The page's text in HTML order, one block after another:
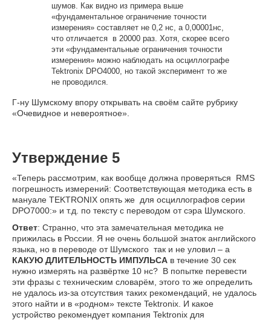
шумов. Как видно из примера выше
«фундаментальное ограничение точности
измерения» составляет не 0,2 нс, а 0,00001нс,
что отличается в 20000 раз. Хотя, скорее всего
эти «фундаментальные ограничения точности
измерения» можно наблюдать на осциллографе
Tektronix DPO4000, но такой эксперимент то же
не проводился.
Г-ну Шумскому впору открывать на своём сайте рубрику
«Очевидное и невероятное».
Утверждение 5
«Теперь рассмотрим, как вообще должна проверяться RMS
погрешность измерений: Соответствующая методика есть в
мануале TEKTRONIX опять же для осциллографов серии
DPO7000:» и т.д. по тексту с переводом от сэра Шумского.
Ответ: Странно, что эта замечательная методика не
прижилась в России. Я не очень большой знаток английского
языка, но в переводе от Шумского так и не уловил – а
КАКУЮ ДЛИТЕЛЬНОСТЬ ИМПУЛЬСА в течение 30 сек
нужно измерять на развёртке 10 нс? В попытке перевести
эти фразы с техническим словарём, этого то же определить
не удалось из-за отсутствия таких рекомендаций, не удалось
этого найти и в «родном» тексте Tektronix. И какое
устройство рекомендует компания Tektronix для